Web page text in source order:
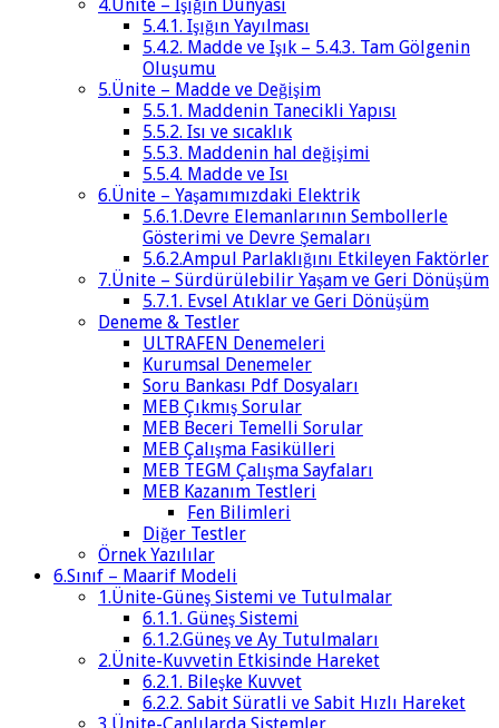
4.Ünite – Işığın Dünyası
5.4.1. Işığın Yayılması
5.4.2. Madde ve Işık – 5.4.3. Tam Gölgenin
Oluşumu
5.Ünite – Madde ve Değişim
5.5.1. Maddenin Tanecikli Yapısı
5.5.2. Isı ve sıcaklık
5.5.3. Maddenin hal değişimi
5.5.4. Madde ve Isı
6.Ünite – Yaşamımızdaki Elektrik
5.6.1.Devre Elemanlarının Sembollerle
Gösterimi ve Devre Şemaları
5.6.2.Ampul Parlaklığını Etkileyen Faktörler
7.Ünite – Sürdürülebilir Yaşam ve Geri Dönüşüm
5.7.1. Evsel Atıklar ve Geri Dönüşüm
Deneme & Testler
ULTRAFEN Denemeleri
Kurumsal Denemeler
Soru Bankası Pdf Dosyaları
MEB Çıkmış Sorular
MEB Beceri Temelli Sorular
MEB Çalışma Fasikülleri
MEB TEGM Çalışma Sayfaları
MEB Kazanım Testleri
Fen Bilimleri
Diğer Testler
Örnek Yazılılar
6.Sınıf – Maarif Modeli
1.Ünite-Güneş Sistemi ve Tutulmalar
6.1.1. Güneş Sistemi
6.1.2.Güneş ve Ay Tutulmaları
2.Ünite-Kuvvetin Etkisinde Hareket
6.2.1. Bileşke Kuvvet
6.2.2. Sabit Süratli ve Sabit Hızlı Hareket